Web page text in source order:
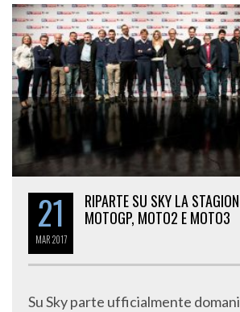
21
MAR2017
RIPARTE SU SKY LA
MOTOGP, MOTO2 E MOTO3
Su Sky parte ufficialmente